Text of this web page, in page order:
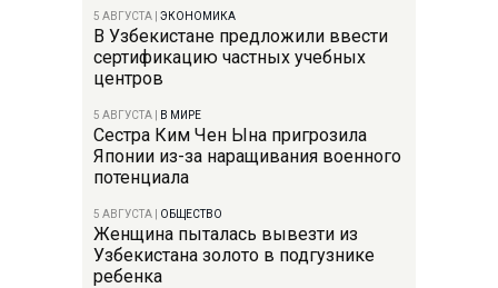
5 АВГУСТА ЭКОНОМИКА
В Узбекистане предложили ввести
сертификацию частных учебных
центров
5 АВГУСТА В МИРЕ
Сестра Ким Чен Ына пригрозила
Японии из-за наращивания военного
потенциала
5 АВГУСТА ОБЩЕСТВО
Женщина пыталась вывезти из
Узбекистана золото в подгузнике
ребенка